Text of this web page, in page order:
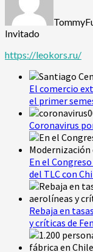
Invitado
https://leokors.ru/
El comercio
el primer
Coronavirus
En el
del TLC con
Rebaja en
y críticas de